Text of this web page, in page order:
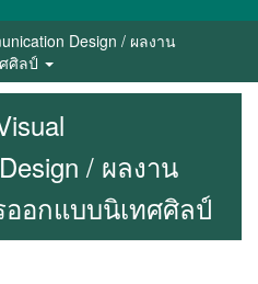
Design / ผลงาน
ศิลป์
/ ผลงาน
ออกแบบนิเทศศิลป์